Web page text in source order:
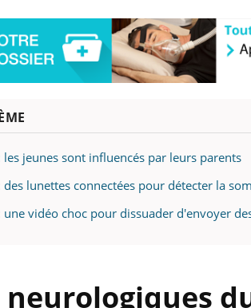
jeunes sont influencés par leurs parents
lunettes connectées pour détecter la
vidéo choc pour dissuader d'envoyer